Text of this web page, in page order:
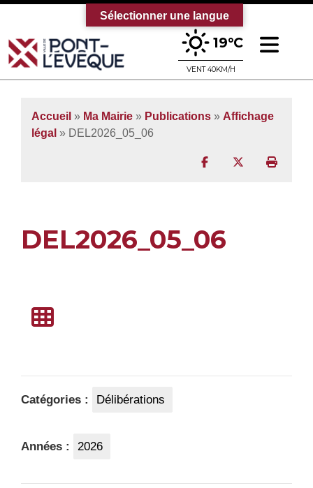
Bienvenue sur le site officiel de la
19°C
VENT 40KM/H
Accueil » Ma Mairie » Publications » Affichage
légal » DEL2026_05_06
Partager surPartager sur
DEL2026_05_06
Catégories : Délibérations
Années : 2026
Sélectionner une langue